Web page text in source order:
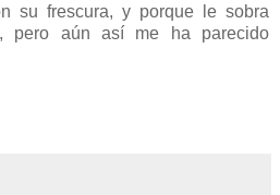
su frescura, y porque le sobra
pero aún así me ha parecido